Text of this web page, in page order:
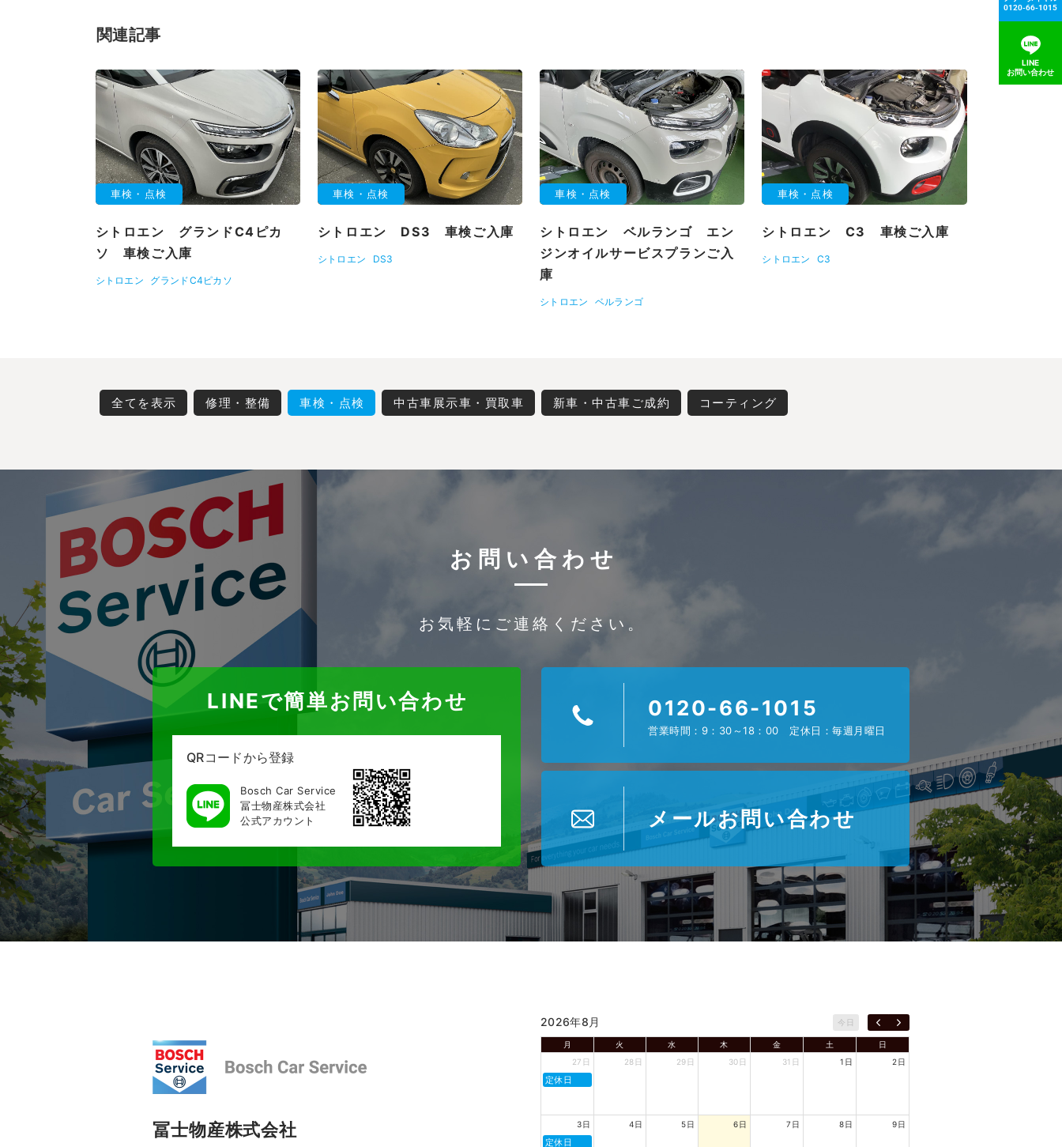
0120-66-1015
LINE
お問い合わせ
関連記事
車検・点検
シトロエン グランドC4ピカ
ソ 車検ご入庫
シトロエン グランドC4ピカソ
車検・点検
シトロエン DS3 車検ご入庫
シトロエン DS3
車検・点検
シトロエン ベルランゴ エン
ジンオイルサービスプランご入
庫
シトロエン ベルランゴ
車検・点検
シトロエン C3 車検ご入庫
シトロエン C3
全てを表示 修理・整備 車検・点検 中古車展示車・買取車 新車・中古車ご成約 コーティング
お問い合わせ
お気軽にご連絡ください。
LINEで簡単お問い合わせ
QRコードから登録
Bosch Car Service
冨士物産株式会社
公式アカウント
0120-66-1015
営業時間：9：30～18：00 定休日：毎週月曜日
メールお問い合わせ
冨士物産株式会社
2026年8月 今日
月 火 水 木 金 土
日
27日
定休日
28日 29日 30日 31日 1日 2日
3日
定休日
4日 5日 6日 7日 8日 9日